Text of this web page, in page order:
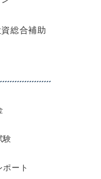
総合補助
験
ポート